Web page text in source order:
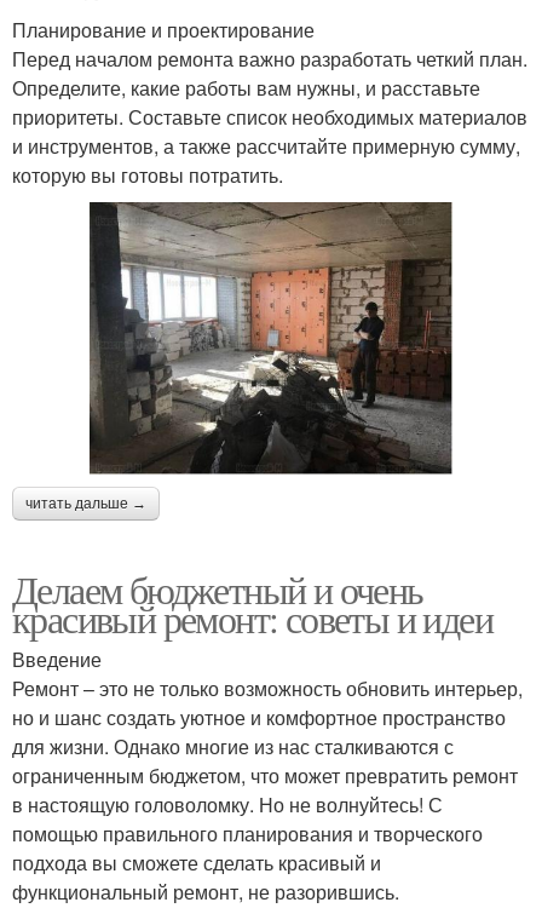
Планирование и проектирование
Перед началом ремонта важно разработать четкий план.
Определите, какие работы вам нужны, и расставьте
приоритеты. Составьте список необходимых материалов
и инструментов, а также рассчитайте примерную сумму,
которую вы готовы потратить.
читать дальше →
Делаем бюджетный и очень
красивый ремонт: советы и идеи
Введение
Ремонт – это не только возможность обновить интерьер,
но и шанс создать уютное и комфортное пространство
для жизни. Однако многие из нас сталкиваются с
ограниченным бюджетом, что может превратить ремонт
в настоящую головоломку. Но не волнуйтесь! С
помощью правильного планирования и творческого
подхода вы сможете сделать красивый и
функциональный ремонт, не разорившись.